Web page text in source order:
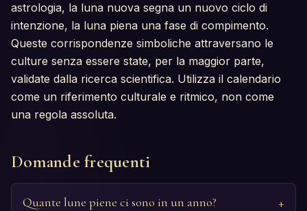
astrologia, la luna nuova segna un nuovo ciclo di
intenzione, la luna piena una fase di compimento.
Queste corrispondenze simboliche attraversano le
culture senza essere state, per la maggior parte,
validate dalla ricerca scientifica. Utilizza il calendario
come un riferimento culturale e ritmico, non come
una regola assoluta.
Domande frequenti
Quante lune piene ci sono in un anno?